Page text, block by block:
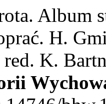
Album
H.
K.